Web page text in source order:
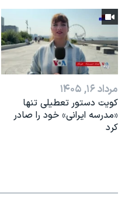
مرداد ۱۶, ۱۴۰۵
کویت دستور تعطیلی تنها
«مدرسه ایرانی» خود را صادر
کرد